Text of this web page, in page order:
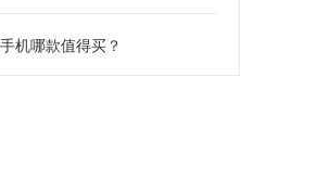
机哪款值得买？